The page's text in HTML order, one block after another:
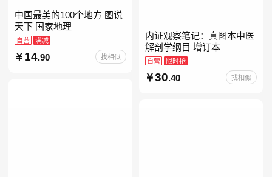
中国最美的100个地方 图说
天下 国家地理
自营 满减
14.90 找相似
内证观察笔记：真图本中医
解剖学纲目 增订本
自营 限时抢
30.40 找相似